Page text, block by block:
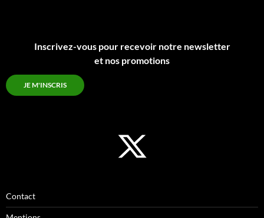
Inscrivez-vous pour recevoir notre newsletter
et nos promotions
JE M'INSCRIS
Contact